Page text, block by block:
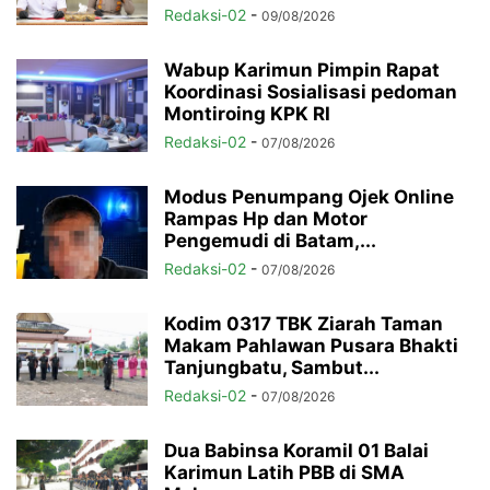
Redaksi-02 - 09/08/2026
Wabup Karimun Pimpin Rapat
Koordinasi Sosialisasi pedoman
Montiroing KPK RI
Redaksi-02 - 07/08/2026
Modus Penumpang Ojek Online
Rampas Hp dan Motor
Pengemudi di Batam,...
Redaksi-02 - 07/08/2026
Kodim 0317 TBK Ziarah Taman
Makam Pahlawan Pusara Bhakti
Tanjungbatu, Sambut...
Redaksi-02 - 07/08/2026
Dua Babinsa Koramil 01 Balai
Karimun Latih PBB di SMA